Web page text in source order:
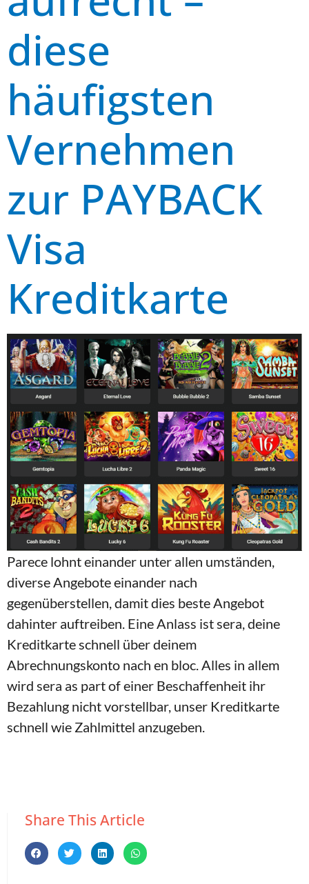
diese
häufigsten
Vernehmen
zur PAYBACK
Visa
Kreditkarte
Parece lohnt einander unter allen umständen,
diverse Angebote einander nach
gegenüberstellen, damit dies beste Angebot
dahinter auftreiben. Eine Anlass ist sera, deine
Kreditkarte schnell über deinem
Abrechnungskonto nach en bloc. Alles in allem
wird sera as part of einer Beschaffenheit ihr
Bezahlung nicht vorstellbar, unser Kreditkarte
schnell wie Zahlmittel anzugeben.
Share This Article